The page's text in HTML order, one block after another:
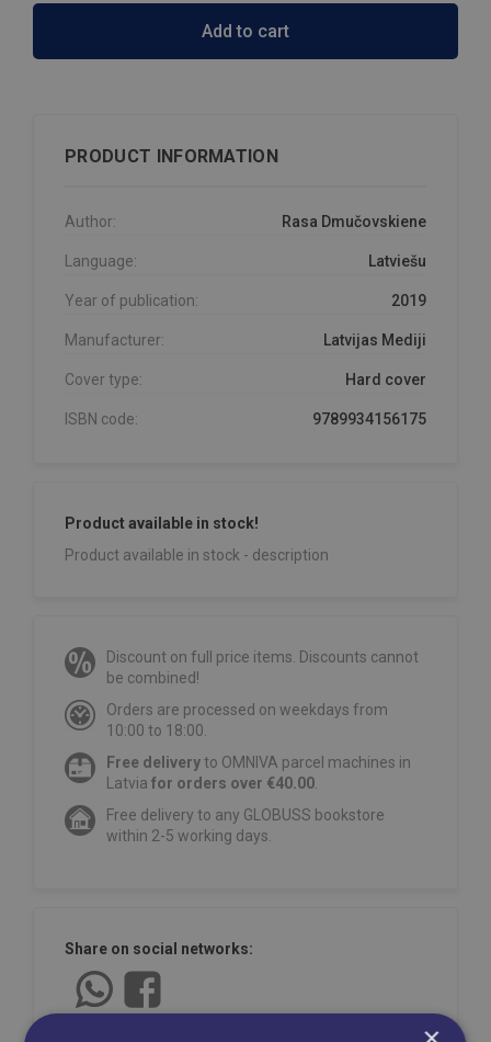
Add to cart
PRODUCT INFORMATION
Author: Rasa Dmučovskiene
Language: Latviešu
Year of publication: 2019
Manufacturer: Latvijas Mediji
Cover type: Hard cover
ISBN code: 9789934156175
Product available in stock!
Product available in stock - description
Discount on full price items. Discounts cannot
be combined!
Orders are processed on weekdays from
10:00 to 18:00.
Free deliveryto OMNIVA parcel machines in
Latvia for orders over €40.00.
Free delivery to any GLOBUSS bookstore
within 2-5 working days.
Share on social networks: